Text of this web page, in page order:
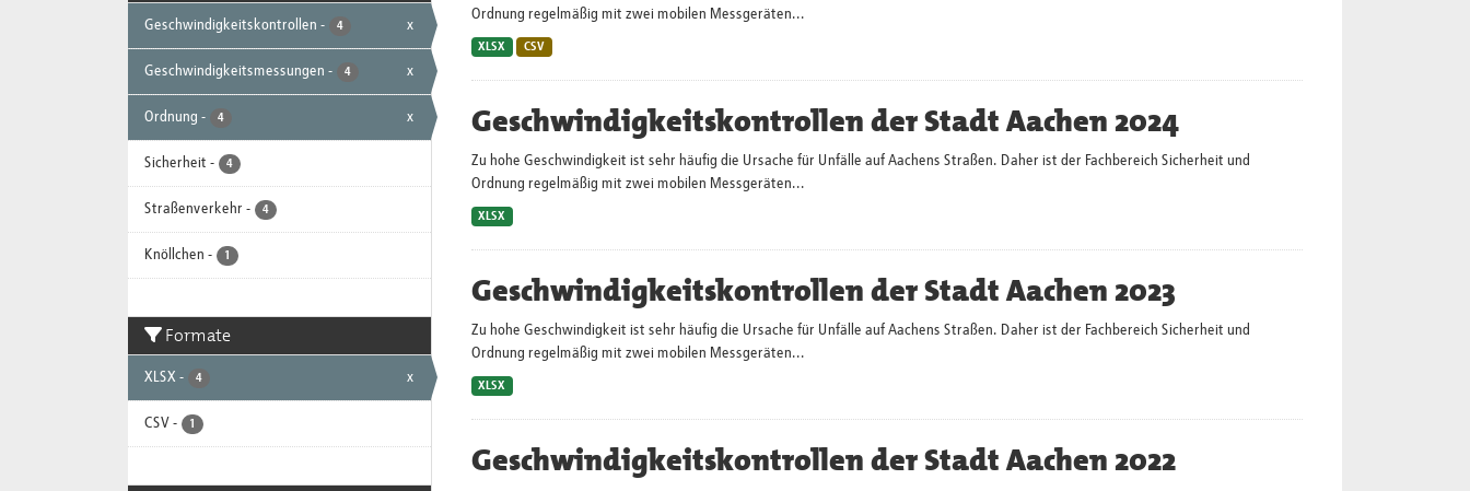
Geschwindigkeitskontrollen - 4 x
Geschwindigkeitsmessungen - 4 x
Ordnung - 4 x
Sicherheit - 4
Straßenverkehr - 4
Knöllchen - 1
Formate
XLSX - 4 x
CSV - 1
Ordnung regelmäßig mit zwei mobilen Messgeräten...
XLSX CSV
Geschwindigkeitskontrollen der Stadt Aachen 2024
Zu hohe Geschwindigkeit ist sehr häufig die Ursache für Unfälle auf Aachens Straßen. Daher ist der Fachbereich Sicherheit und
Ordnung regelmäßig mit zwei mobilen Messgeräten...
XLSX
Geschwindigkeitskontrollen der Stadt Aachen 2023
Zu hohe Geschwindigkeit ist sehr häufig die Ursache für Unfälle auf Aachens Straßen. Daher ist der Fachbereich Sicherheit und
Ordnung regelmäßig mit zwei mobilen Messgeräten...
XLSX
Geschwindigkeitskontrollen der Stadt Aachen 2022